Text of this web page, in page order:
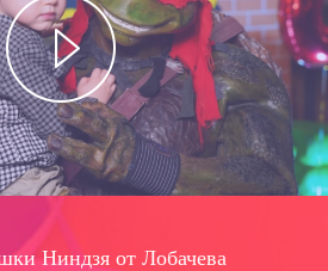
Ниндзя от Лобачева